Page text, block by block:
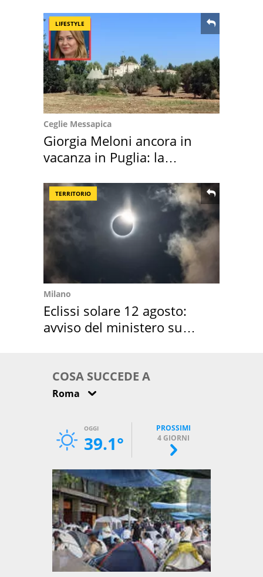
LIFESTYLE
Ceglie Messapica
Giorgia Meloni ancora in
vacanza in Puglia: la
TERRITORIO
Milano
Eclissi solare 12 agosto:
avviso del ministero su